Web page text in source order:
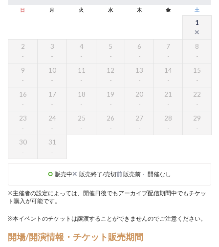
日 月 火 水 木 金 土
1
2 3 4 5 6 7 8
9 10 11 12 13 14 15
16 17 18 19 20 21 22
23 24 25 26 27 28 29
30 31
販売中 販売終了/売切前販売前 - 開催なし
※主催者の設定によっては、開催日後でもアーカイブ配信期間中でもチケッ
ト購入が可能です。
※本イベントのチケットは譲渡することができませんのでご注意ください。
開場/開演情報・チケット販売期間